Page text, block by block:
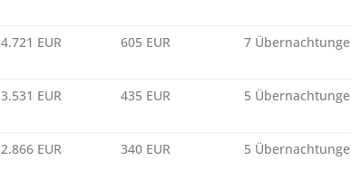
4.721 EUR 605 EUR 7
3.531 EUR 435 EUR 5
2.866 EUR 340 EUR 5